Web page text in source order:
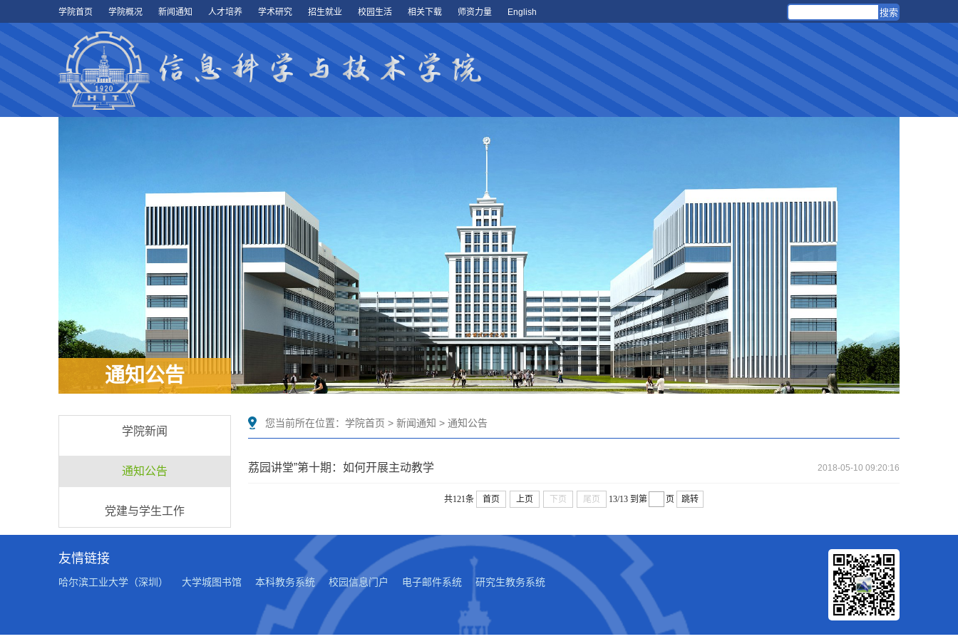
学院首页 学院概况 新闻通知 人才培养 学术研究 招生就业 校园生活 相关下载 师资力量 English
通知公告
学院新闻
通知公告
党建与学生工作
您当前所在位置： 学院首页 > 新闻通知 > 通知公告
2018-05-10 09:20:16
荔园讲堂”第十期：如何开展主动教学
共121条 首页 上页 下页 尾页 13/13 到第 页 跳转
友情链接
哈尔滨工业大学（深圳） 大学城图书馆 本科教务系统 校园信息门户 电子邮件系统 研究生教务系统